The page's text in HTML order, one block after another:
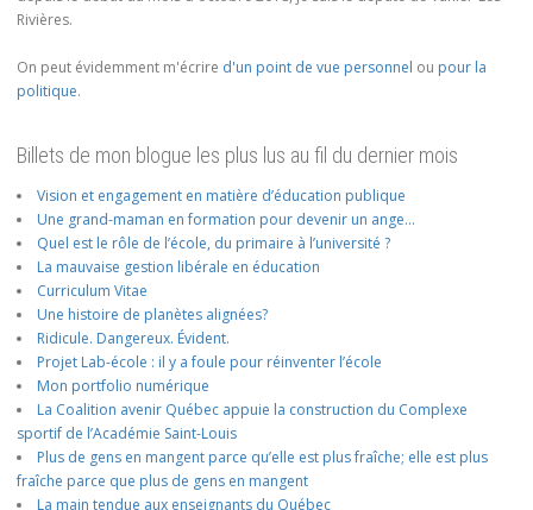
Rivières.
On peut évidemment m'écrire d'un point de vue personnel ou pour la
politique.
Billets de mon blogue les plus lus au fil du dernier mois
Vision et engagement en matière d’éducation publique
Une grand-maman en formation pour devenir un ange…
Quel est le rôle de l’école, du primaire à l’université ?
La mauvaise gestion libérale en éducation
Curriculum Vitae
Une histoire de planètes alignées?
Ridicule. Dangereux. Évident.
Projet Lab-école : il y a foule pour réinventer l’école
Mon portfolio numérique
La Coalition avenir Québec appuie la construction du Complexe
sportif de l’Académie Saint-Louis
Plus de gens en mangent parce qu’elle est plus fraîche; elle est plus
fraîche parce que plus de gens en mangent
La main tendue aux enseignants du Québec